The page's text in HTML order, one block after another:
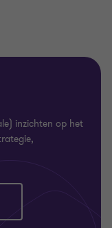
inzichten op het